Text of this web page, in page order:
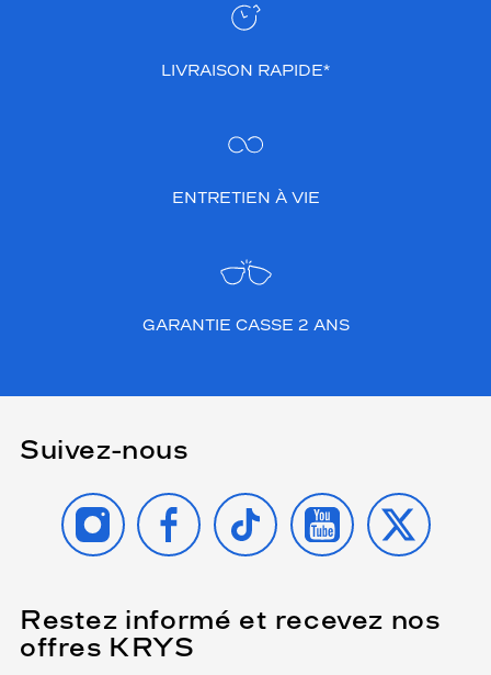
LIVRAISON RAPIDE*
ENTRETIEN À VIE
GARANTIE CASSE 2 ANS
Suivez-nous
INSTAGRAMFACEBOOK
TIKTOK YOUTUBE
X
Restez informé et recevez nos
offres KRYS
Name
(Ce
champ
est
obligatoire)